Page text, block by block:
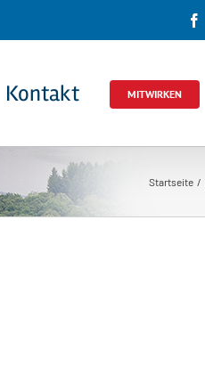
Kontakt MITWIRKEN
Startseite